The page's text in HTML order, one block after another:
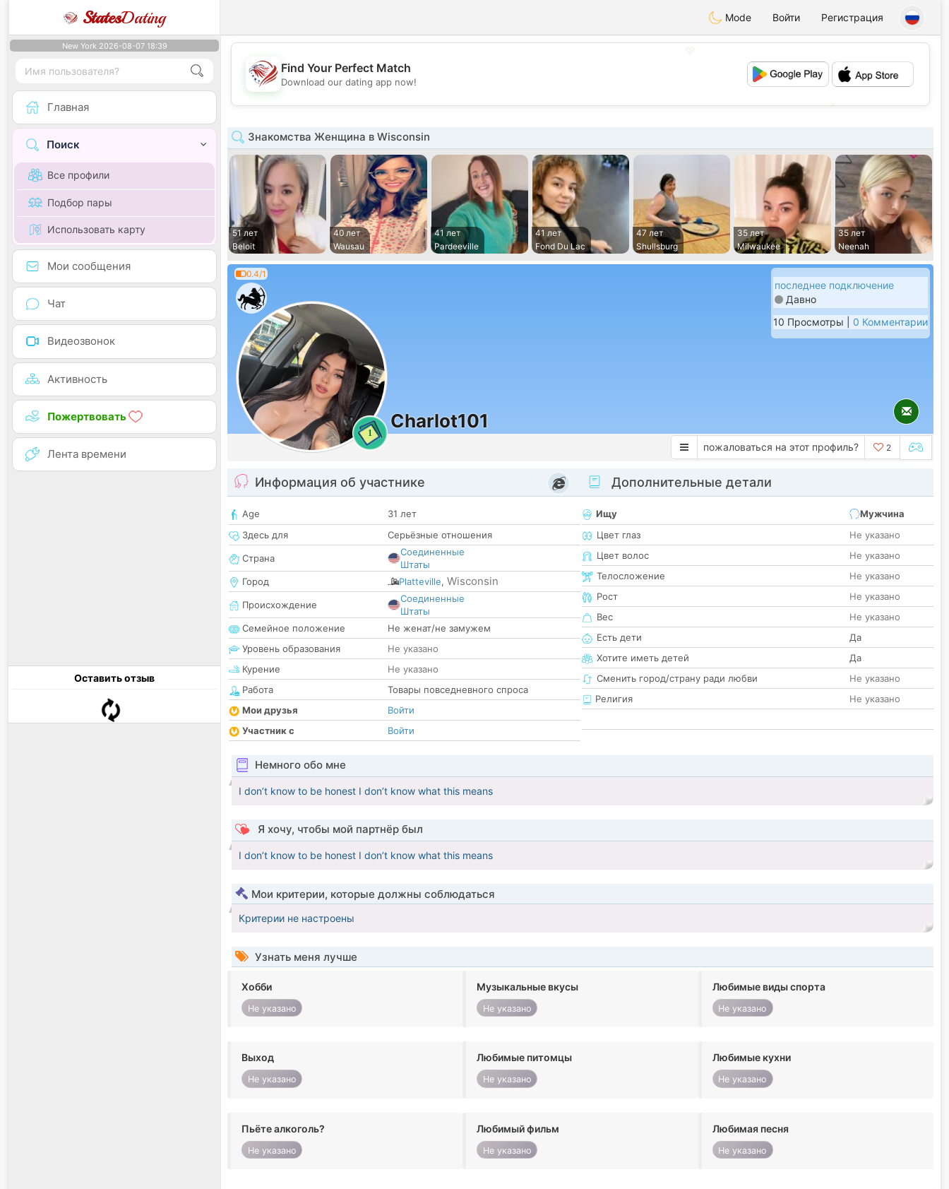
StatesDating Mode Войти Регистрация
New York 2026-08-07 18:39
Главная
Поиск
Все профили
Подбор пары
Использовать карту
Мои сообщения
Чат
Видеозвонок
Активность
Пожертвовать
Лента времени
Оставить отзыв
💕
Find Your Perfect Match
Download our dating app now!
Знакомства Женщина в Wisconsin
51 лет
Beloit
40 лет
Wausau
41 лет
Pardeeville
41 лет
Fond Du Lac
47 лет
Shullsburg
35 лет
Milwaukee
35 лет
Neenah
0.4/1
1
Charlot101
последнее подключение
Давно
10 Просмотры | 0 Комментарии
пожаловаться на этот профиль? 2
Информация об участнике
Age
31 лет
Здесь для
Серьёзные отношения
Страна
Соединенные
Штаты
Город
Platteville, Wisconsin
Происхождение
Соединенные
Штаты
Семейное положение
Не женат/не замужем
Уровень образования
Не указано
Курение
Не указано
Работа
Товары повседневного спроса
Мои друзья
Войти
Участник с
Войти
Дополнительные детали
Ищу
Мужчина
Цвет глаз
Не указано
Цвет волос
Не указано
Телосложение
Не указано
Рост
Не указано
Вес
Не указано
Есть дети
Да
Хотите иметь детей
Да
Сменить город/страну ради любви
Не указано
Религия
Не указано
Немного обо мне
I don’t know to be honest I don’t know what this means
Я хочу, чтобы мой партнёр был
I don’t know to be honest I don’t know what this means
Мои критерии, которые должны соблюдаться
Критерии не настроены
Узнать меня лучше
Хобби
Не указано
Музыкальные вкусы
Не указано
Любимые виды спорта
Не указано
Выход
Не указано
Любимые питомцы
Не указано
Любимые кухни
Не указано
Пьёте алкоголь?
Не указано
Любимый фильм
Не указано
Любимая песня
Не указано